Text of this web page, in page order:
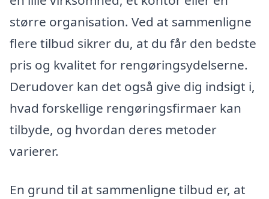
større organisation. Ved at sammenligne
flere tilbud sikrer du, at du får den bedste
pris og kvalitet for rengøringsydelserne.
Derudover kan det også give dig indsigt i,
hvad forskellige rengøringsfirmaer kan
tilbyde, og hvordan deres metoder
varierer.
En grund til at sammenligne tilbud er, at